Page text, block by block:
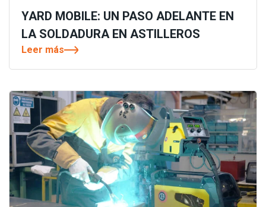
YARD MOBILE: UN PASO ADELANTE EN
LA SOLDADURA EN ASTILLEROS
Leer más